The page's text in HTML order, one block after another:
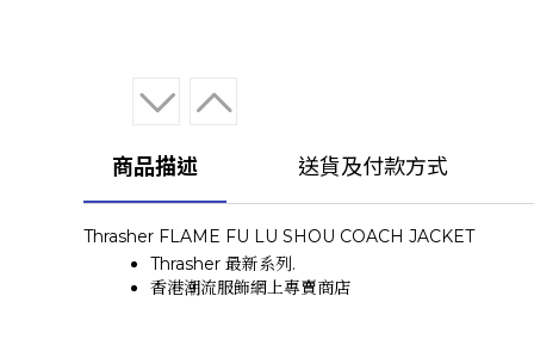
商品描述 送貨及付款方式
Thrasher FLAME FU LU SHOU COACH JACKET
Thrasher 最新系列.
香港潮流服飾網上專賣商店